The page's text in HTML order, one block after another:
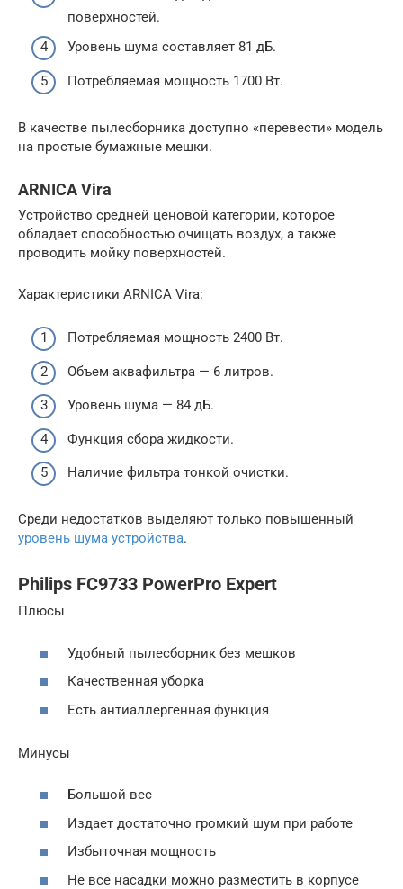
поверхностей.
Уровень шума составляет 81 дБ.
Потребляемая мощность 1700 Вт.
В качестве пылесборника доступно «перевести» модель
на простые бумажные мешки.
ARNICA Vira
Устройство средней ценовой категории, которое
обладает способностью очищать воздух, а также
проводить мойку поверхностей.
Характеристики ARNICA Vira:
Потребляемая мощность 2400 Вт.
Объем аквафильтра — 6 литров.
Уровень шума — 84 дБ.
Функция сбора жидкости.
Наличие фильтра тонкой очистки.
Среди недостатков выделяют только повышенный
уровень шума устройства.
Philips FC9733 PowerPro Expert
Плюсы
Удобный пылесборник без мешков
Качественная уборка
Есть антиаллергенная функция
Минусы
Большой вес
Издает достаточно громкий шум при работе
Избыточная мощность
Не все насадки можно разместить в корпусе